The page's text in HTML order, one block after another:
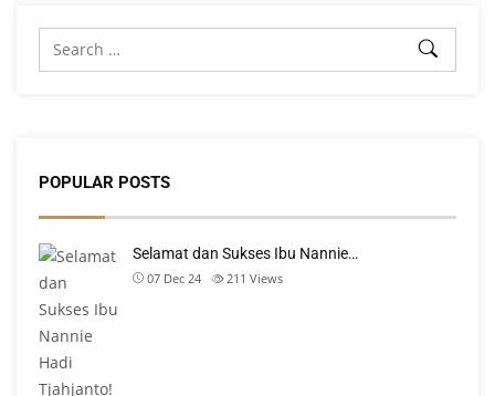
POPULAR POSTS
Selamat dan Sukses Ibu Nannie…
07 Dec 24 211 Views